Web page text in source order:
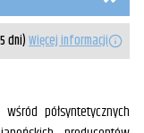
dni)Więcej informacji
półsyntetycznych